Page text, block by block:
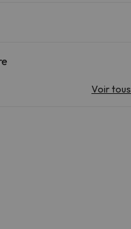
Voir tous